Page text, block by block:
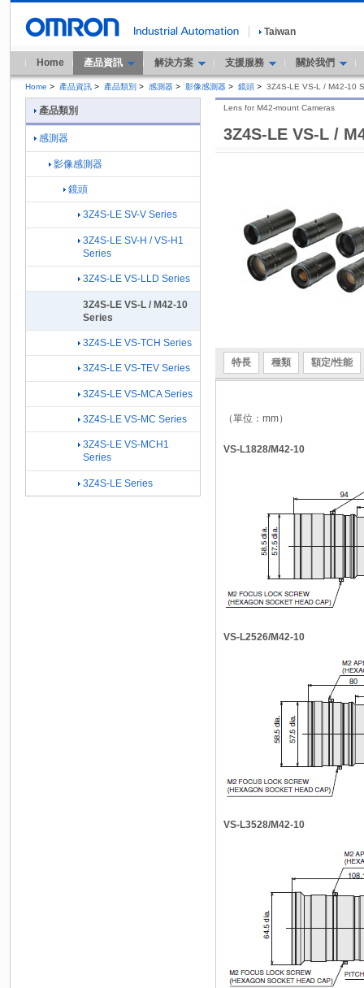
Taiwan
Home 產品資訊 解決方案 支援服務 關於我們
Home > 產品資訊 > 產品類別 > 感測器 > 影像感測器 > 鏡頭 > 3Z4S-LE VS-L / M42-10
3Z4S-LE VS-L /
Lens for M42-mount Cameras
特長 種類 額定/性能
（單位：mm）
VS-L1828/M42-10
VS-L2526/M42-10
VS-L3528/M42-10
產品類別
感測器
影像感測器
鏡頭
3Z4S-LE SV-V Series
3Z4S-LE SV-H / VS-H1
Series
3Z4S-LE VS-LLD Series
3Z4S-LE VS-L / M42-10
Series
3Z4S-LE VS-TCH Series
3Z4S-LE VS-TEV Series
3Z4S-LE VS-MCA Series
3Z4S-LE VS-MC Series
3Z4S-LE VS-MCH1
Series
3Z4S-LE Series